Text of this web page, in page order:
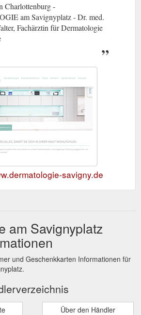
Charlottenburg -
am Savignyplatz - Dr. med.
Fachärztin für Dermatologie
savigny.de
am Savignyplatz
und Geschenkkarten Informationen für
Über den Händler